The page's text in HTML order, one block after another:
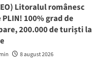
Litoralul românesc
PLIN! 100% grad de
200.000 de turiști la
8 august 2026